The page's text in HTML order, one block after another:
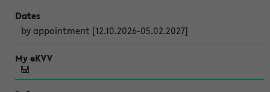
by appointment [12.10.2026-05.02.2027]